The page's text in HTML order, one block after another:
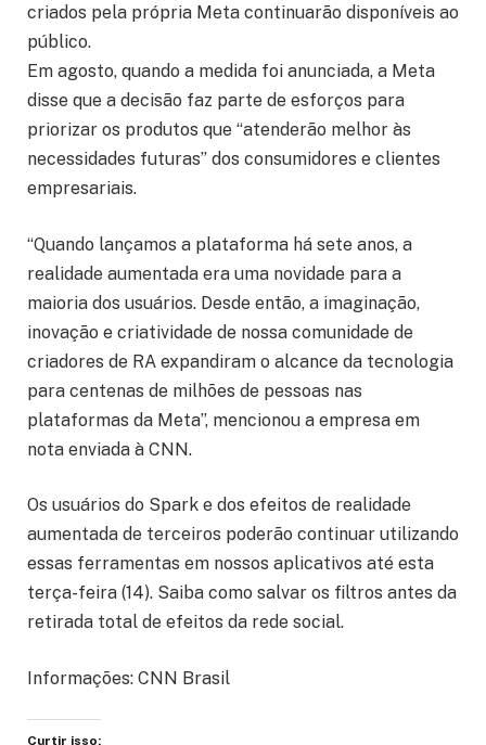
criados pela própria Meta continuarão disponíveis ao
público.
Em agosto, quando a medida foi anunciada, a Meta
disse que a decisão faz parte de esforços para
priorizar os produtos que “atenderão melhor às
necessidades futuras” dos consumidores e clientes
empresariais.
“Quando lançamos a plataforma há sete anos, a
realidade aumentada era uma novidade para a
maioria dos usuários. Desde então, a imaginação,
inovação e criatividade de nossa comunidade de
criadores de RA expandiram o alcance da tecnologia
para centenas de milhões de pessoas nas
plataformas da Meta”, mencionou a empresa em
nota enviada à CNN.
Os usuários do Spark e dos efeitos de realidade
aumentada de terceiros poderão continuar utilizando
essas ferramentas em nossos aplicativos até esta
terça-feira (14). Saiba como salvar os filtros antes da
retirada total de efeitos da rede social.
Informações: CNN Brasil
Curtir isso: